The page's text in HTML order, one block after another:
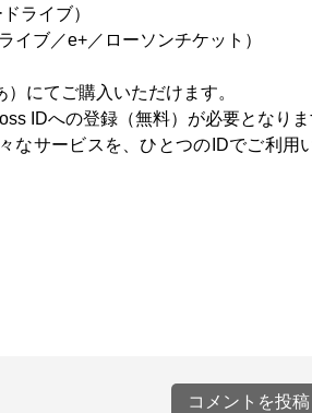
ライブ）
イブ／e+／ローソンチケット）
にてご購入いただけます。
IDへの登録（無料）が必要となりま
なサービスを、ひとつのIDでご利用
コメントを投稿